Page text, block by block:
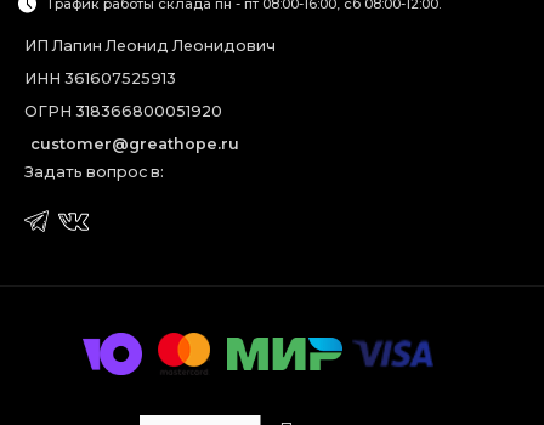
График работы склада пн - пт 08:00-16:00, сб 08:00-12:00.
ИП Лапин Леонид Леонидович
ИНН 361607525913
ОГРН 318366800051920
customer@greathope.ru
Задать вопрос в: